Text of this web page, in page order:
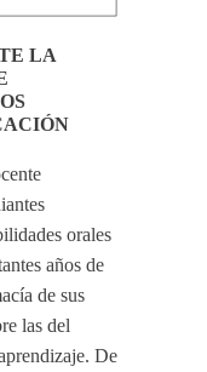
LA
orales
años de
de sus
las del
De